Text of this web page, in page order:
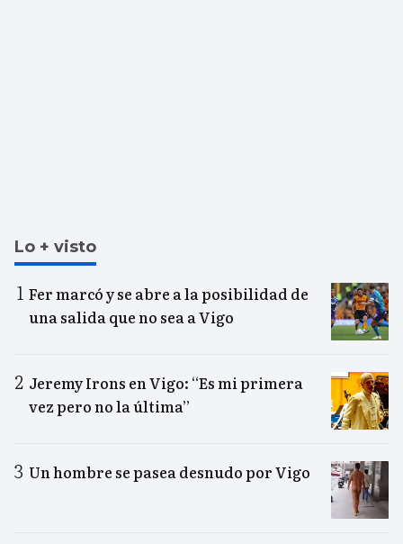
Lo + visto
Fer marcó y se abre a la posibilidad de
una salida que no sea a Vigo
Jeremy Irons en Vigo: “Es mi primera
vez pero no la última”
Un hombre se pasea desnudo por Vigo